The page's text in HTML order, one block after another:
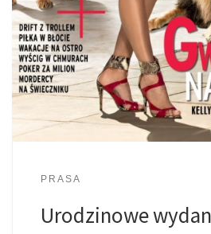
PRASA
Urodzinowe